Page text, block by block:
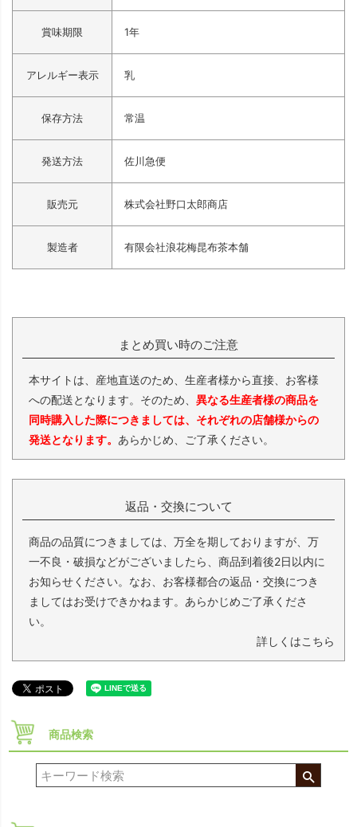
賞味期限 1年
アレルギー表示 乳
保存方法 常温
発送方法 佐川急便
販売元 株式会社野口太郎商店
製造者 有限会社浪花梅昆布茶本舗
まとめ買い時のご注意
本サイトは、産地直送のため、生産者様から直接、お客様
への配送となります。そのため、 異なる生産者様の商品を
同時購入した際につきましては、それぞれの店舗様からの
発送となります。 あらかじめ、ご了承ください。
返品・交換について
商品の品質につきましては、万全を期しておりますが、万
一不良・破損などがございましたら、商品到着後2日以内に
お知らせください。なお、お客様都合の返品・交換につき
ましてはお受けできかねます。あらかじめご了承くださ
い。
詳しくはこちら
商品検索